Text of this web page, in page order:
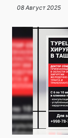
08 Август 2025